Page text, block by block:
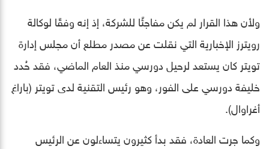
ولأن هذا القرار لم يكن مفاجئًا للشركة، إذ إنه وفقًا لوكالة
رويترز الإخبارية التي نقلت عن مصدر مطلع أن مجلس إدارة
تويتر كان يستعد لرحيل دورسي منذ العام الماضي، فقد حُدد
خليفة دورسي على الفور، وهو رئيس التقنية لدى تويتر (باراغ
أغراوال).
وكما جرت العادة، فقد بدأ كثيرون يتساءلون عن الرئيس